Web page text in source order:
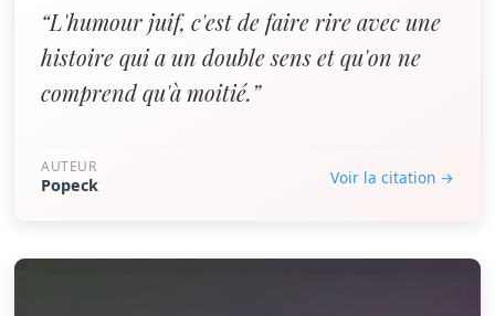
“L'humour juif, c'est de faire rire avec une
histoire qui a un double sens et qu'on ne
comprend qu'à moitié.”
AUTEUR
Popeck Voir la citation →